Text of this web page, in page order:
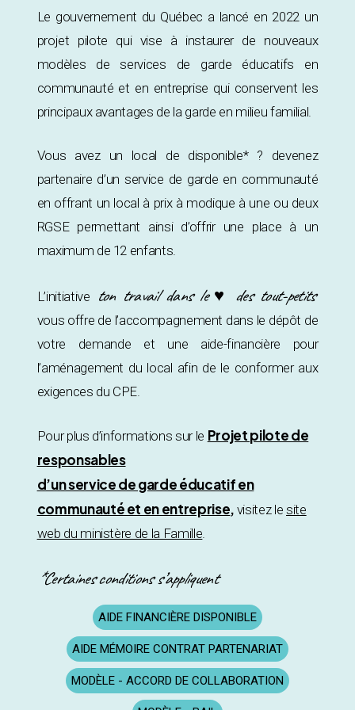
Le gouvernement du Québec a lancé en 2022 un
projet pilote qui vise à instaurer de nouveaux
modèles de services de garde éducatifs en
communauté et en entreprise qui conservent les
principaux avantages de la garde en milieu familial.
Vous avez un local de disponible* ? devenez
partenaire d’un service de garde en communauté
en offrant un local à prix à modique à une ou deux
RGSE permettant ainsi d’offrir une place à un
maximum de 12 enfants.
L’initiative ton travail dans le ♥ des tout-petits
vous offre de l’accompagnement dans le dépôt de
votre demande et une aide-financière pour
l’aménagement du local afin de le conformer aux
exigences du CPE.
Pour plus d’informations sur le Projet pilote de
responsables
d’un service de garde éducatif en
communauté et en entreprise, visitez le site
web du ministère de la Famille.
*Certaines conditions s’appliquent
AIDE FINANCIÈRE DISPONIBLE
AIDE MÉMOIRE CONTRAT PARTENARIAT
MODÈLE - ACCORD DE COLLABORATION